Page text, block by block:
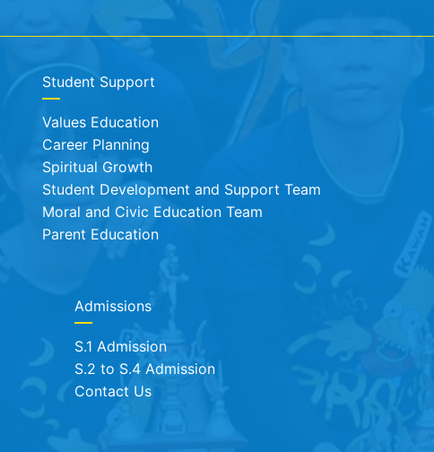
Student Support
Values Education
Career Planning
Spiritual Growth
Student Development and Support Team
Moral and Civic Education Team
Parent Education
Admissions
S.1 Admission
S.2 to S.4 Admission
Contact Us